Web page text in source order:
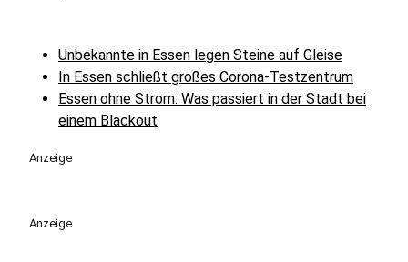
Unbekannte in Essen legen Steine auf Gleise
In Essen schließt großes Corona-Testzentrum
Essen ohne Strom: Was passiert in der Stadt bei
einem Blackout
Anzeige
Anzeige